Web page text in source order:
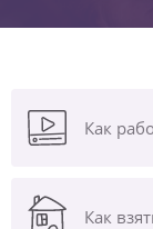
Как
Как